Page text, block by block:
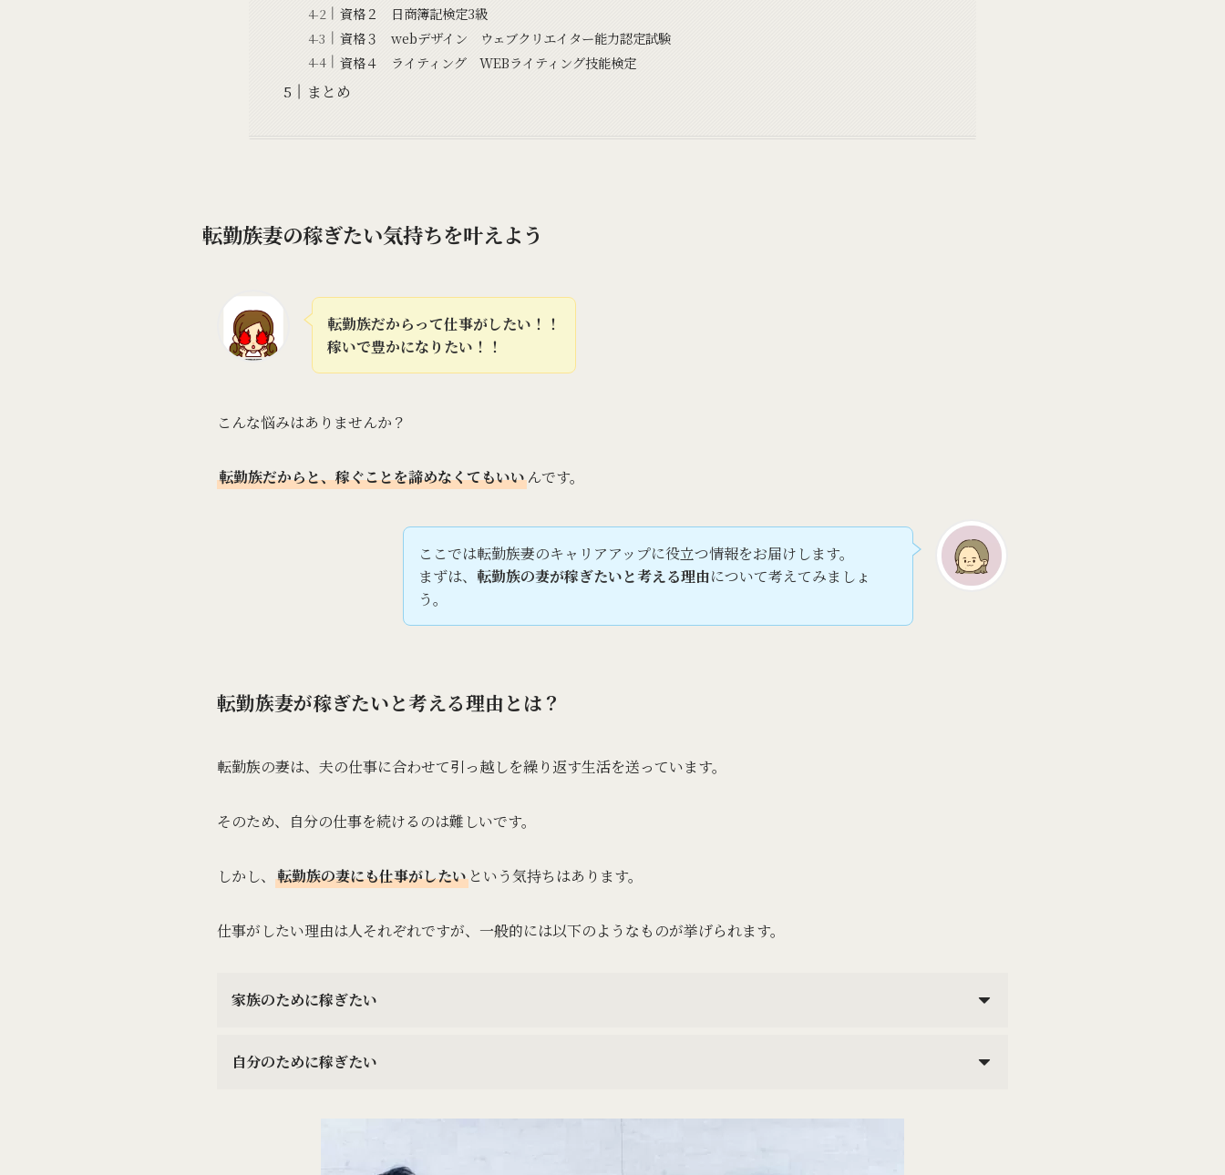
資格２ 日商簿記検定3級
資格３ webデザイン ウェブクリエイター能力認定試験
資格４ ライティング WEBライティング技能検定
まとめ
転勤族妻の稼ぎたい気持ちを叶えよう
転勤族だからって仕事がしたい！！
稼いで豊かになりたい！！
こんな悩みはありませんか？
転勤族だからと、稼ぐことを諦めなくてもいいんです。
ここでは転勤族妻のキャリアアップに役立つ情報をお届けします。
まずは、 転勤族の妻が稼ぎたいと考える理由について考えてみましょ
う。
転勤族妻が稼ぎたいと考える理由とは？
転勤族の妻は、夫の仕事に合わせて引っ越しを繰り返す生活を送っています。
そのため、自分の仕事を続けるのは難しいです。
しかし、 転勤族の妻にも仕事がしたい という気持ちはあります。
仕事がしたい理由は人それぞれですが、一般的には以下のようなものが挙げられます。
家族のために稼ぎたい
自分のために稼ぎたい